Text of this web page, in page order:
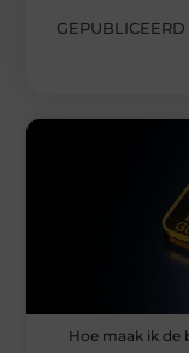
Hoe maak ik de